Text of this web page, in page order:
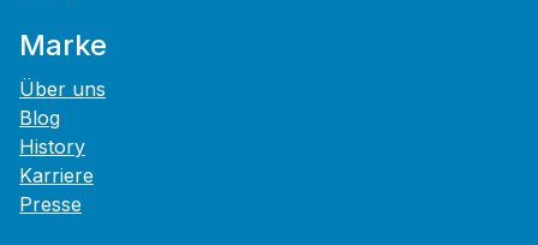
Marke
Über uns
Blog
History
Karriere
Presse